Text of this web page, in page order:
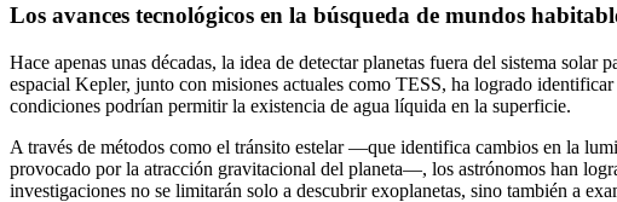
Los avances tecnológicos en la búsqueda de mundos
Hace apenas unas décadas, la idea de detectar planetas fuera del sistema
espacial Kepler, junto con misiones actuales como TESS, ha logrado
condiciones podrían permitir la existencia de agua líquida en la superficie.
A través de métodos como el tránsito estelar —que identifica cambios en la
provocado por la atracción gravitacional del planeta—, los astrónomos han
investigaciones no se limitarán solo a descubrir exoplanetas, sino también a